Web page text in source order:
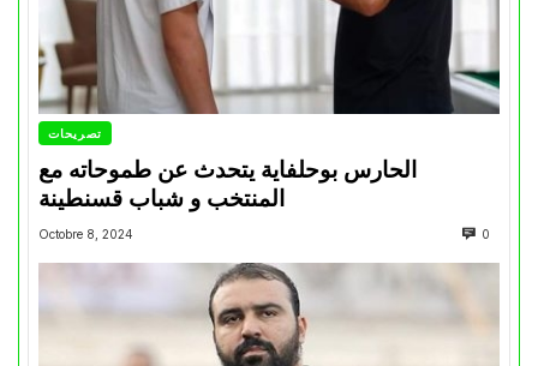
تصريحات
الحارس بوحلفاية يتحدث عن طموحاته مع
المنتخب و شباب قسنطينة
Octobre 8, 2024 0